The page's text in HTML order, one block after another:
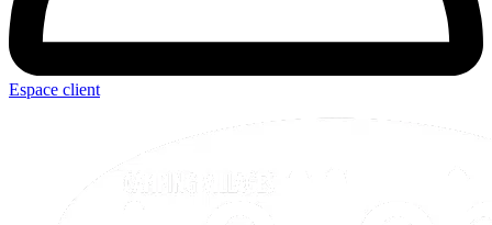
Espace client